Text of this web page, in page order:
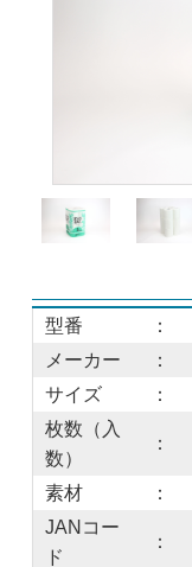
型番 ：
メーカー
：
サイズ
：
枚数（入
数）
：
素材 ：
JANコー
ド
：